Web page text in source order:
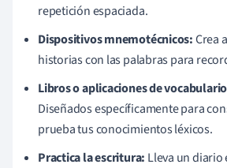
repetición espaciada.
Dispositivos mnemotécnicos:Crea
historias con las palabras para
Libros o aplicaciones de
Diseñados específicamente para
prueba tus conocimientos léxicos.
Practica la escritura: Lleva un diario